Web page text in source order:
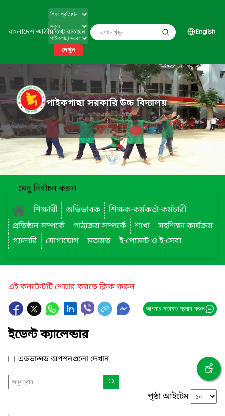
বাংলাদেশ জাতীয় তথ্য বাতায়ন
দেখুন
English
পাইকগাছা সরকারি উচ্চ বিদ্যালয়
মেনু নির্বাচন করুন
শিক্ষার্থী
অভিভাবক
শিক্ষক-কর্মকর্তা-কর্মচারী
প্রতিষ্ঠান সম্পর্কে
পাঠ্যক্রম সম্পর্কে শাখা
সহশিক্ষা কার্যক্রম
গ্যালারি
যোগাযোগ মতামত ই-পেমেন্ট ও ই-সেবা
এই কনটেন্টটি শেয়ার করতে ক্লিক করুন
আপনার মতামত প্রদান করুন
ইভেন্ট ক্যালেন্ডার
এডভান্সড অপশনগুলো দেখান
পৃষ্ঠা আইটেম